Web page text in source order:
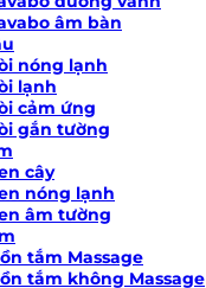
âm bàn
nóng lạnh
lạnh
cảm ứng
gắn tường
cây
nóng lạnh
âm tường
tắm Massage
tắm không Massage